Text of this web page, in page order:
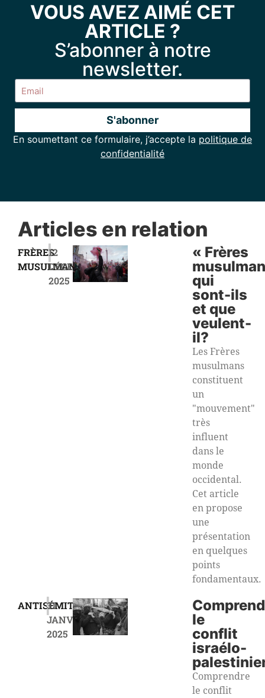
VOUS AVEZ AIMÉ CET
ARTICLE ?
S’abonner à notre
newsletter.
S'abonner
Alternative:
En soumettant ce formulaire, j’accepte la politique de
confidentialité
Articles en relation
FRÈRES
MUSULMANS
|
12
DÉCEMBRE
2025
« Frères
qui
sont-ils
et que
veulent-
il?
Les Frères
musulmans
constituent
un
"mouvement"
très
influent
dans le
monde
occidental.
Cet article
en propose
une
présentation
en quelques
points
fondamentaux.
ANTISÉMITISME
|31
JANVIER
2025
le
conflit
israélo-
Comprendre
le conflit